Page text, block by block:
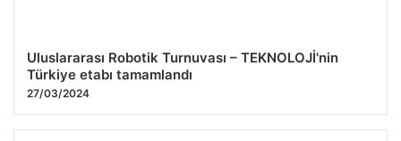
Uluslararası Robotik Turnuvası – TEKNOLOJİ'nin
Türkiye etabı tamamlandı
27/03/2024